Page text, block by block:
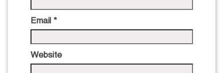
Email *
Website